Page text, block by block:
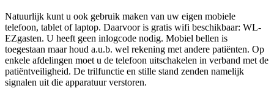
Natuurlijk kunt u ook gebruik maken van uw eigen mobiele
telefoon, tablet of laptop. Daarvoor is gratis wifi beschikbaar: WL-
EZgasten. U heeft geen inlogcode nodig. Mobiel bellen is
toegestaan maar houd a.u.b. wel rekening met andere patiënten. Op
enkele afdelingen moet u de telefoon uitschakelen in verband met de
patiëntveiligheid. De trilfunctie en stille stand zenden namelijk
signalen uit die apparatuur verstoren.